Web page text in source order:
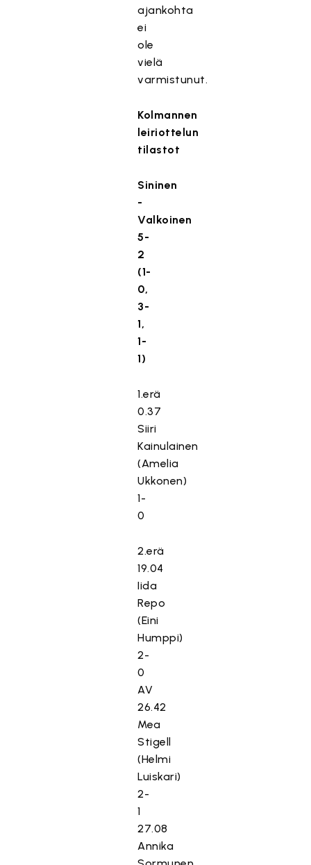
ajankohta
ei
ole
vielä
varmistunut.
Kolmannen
leiriottelun
tilastot
Sininen
-
Valkoinen
5-
2
(1-
0,
3-
1,
1-
1)
1.erä
0.37
Siiri
Kainulainen
(Amelia
Ukkonen)
1-
0
2.erä
19.04
Iida
Repo
(Eini
Humppi)
2-
0
AV
26.42
Mea
Stigell
(Helmi
Luiskari)
2-
1
27.08
Annika